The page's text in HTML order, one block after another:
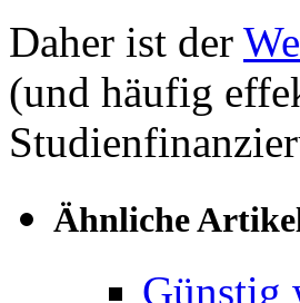
Daher ist der
(und häufig
Ähnliche
Günstig